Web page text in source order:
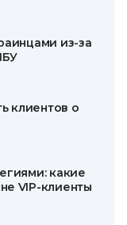
из-за
клиентов о
какие
VIP-клиенты